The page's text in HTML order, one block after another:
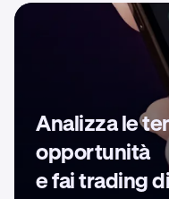
Analizza le
opportunità
e fai trading